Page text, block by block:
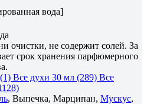
вода]
очистки, не содержит солей. За
срок хранения парфюмерного
Все духи 30 мл (289) Все
, Выпечка, Марципан, Мускус,